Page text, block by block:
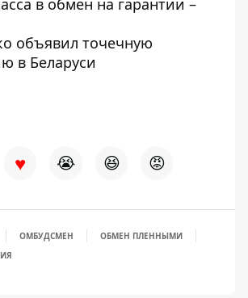
в обмен на гарантии –
объявил точечную
в Беларуси
♥ 😭 😆 😡
ОМБУДСМЕН
ОБМЕН ПЛЕННЫМИ